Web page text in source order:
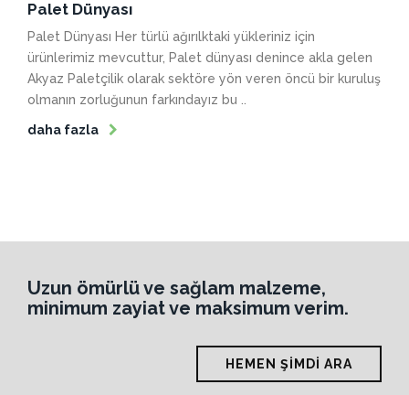
Palet Dünyası
Palet Dünyası Her türlü ağırılktaki yükleriniz için
ürünlerimiz mevcuttur, Palet dünyası denince akla gelen
Akyaz Paletçilik olarak sektöre yön veren öncü bir kuruluş
olmanın zorluğunun farkındayız bu ..
daha fazla
Uzun ömürlü ve sağlam malzeme,
minimum zayiat ve maksimum verim.
HEMEN ŞIMDI ARA